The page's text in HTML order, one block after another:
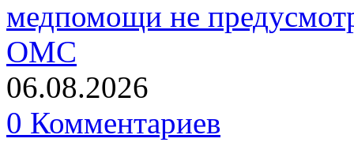
медпомощи не
ОМС
06.08.2026
0 Комментариев